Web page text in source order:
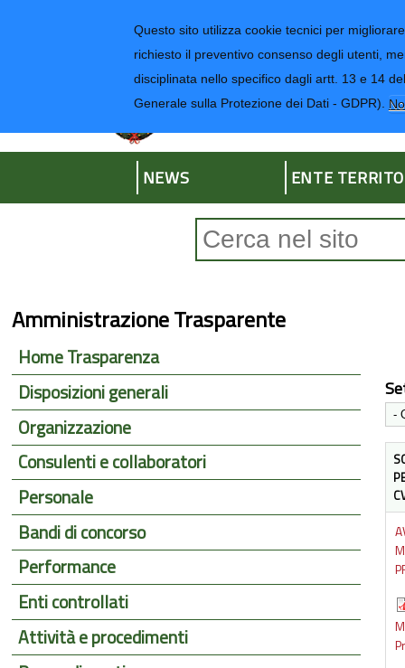
Questo sito utilizza cookie tecnici per
richiesto il preventivo consenso degli utenti,
disciplinata nello specifico dagli artt. 13 e 14
Generale sulla Protezione dei Dati - GDPR).
Regione Liguria
Provincia di
NEWS ENTE
Amministrazione Trasparente
Home Trasparenza
Disposizioni generali
Organizzazione
Consulenti e collaboratori
Personale
Bandi di concorso
Performance
Enti controllati
Attività e procedimenti